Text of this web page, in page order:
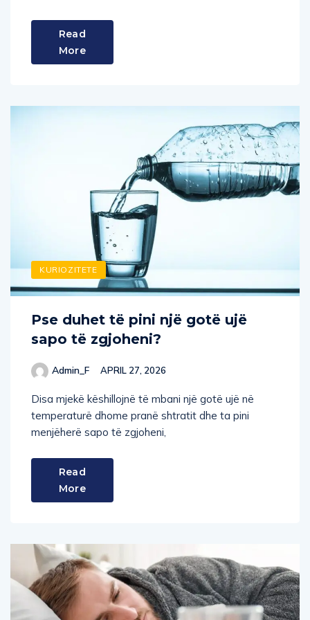
Read
More
KURIOZITETE
Pse duhet të pini një gotë ujë
sapo të zgjoheni?
Admin_F APRIL 27, 2026
Disa mjekë këshillojnë të mbani një gotë ujë në
temperaturë dhome pranë shtratit dhe ta pini
menjëherë sapo të zgjoheni,
Read
More